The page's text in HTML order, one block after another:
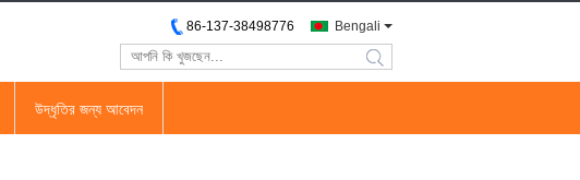
Bengali
86-137-38498776
search
উদ্ধৃতির জন্য আবেদন